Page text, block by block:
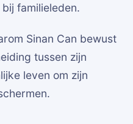
familieleden.
Sinan Can bewust
tussen zijn
leven om zijn